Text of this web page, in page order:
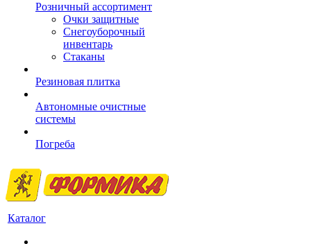
Розничный ассортимент
Очки защитные
Снегоуборочный
инвентарь
Стаканы
Резиновая плитка
Автономные очистные
системы
Погреба
Каталог